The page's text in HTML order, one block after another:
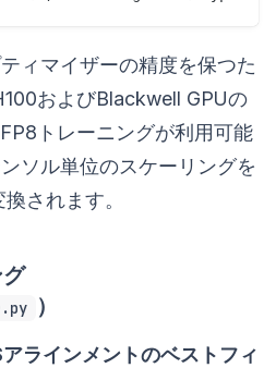
ィマイザーの精度を保つた
およびBlackwell GPUの
トレーニングが利用可能
ソル単位のスケーリングを
されます。
）
ラインメントのベストフィ